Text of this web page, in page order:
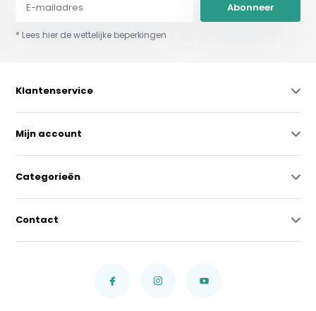
Abonneer
* Lees hier de wettelijke beperkingen
Klantenservice
Mijn account
Categorieën
Contact